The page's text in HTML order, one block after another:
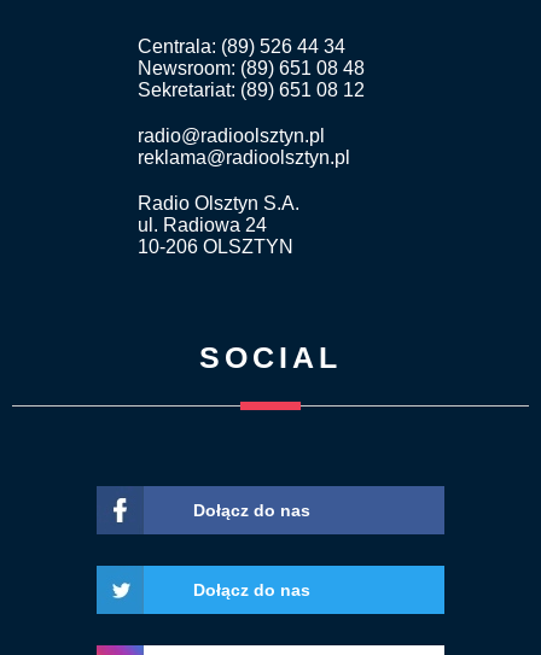
Centrala: (89) 526 44 34
Newsroom: (89) 651 08 48
Sekretariat: (89) 651 08 12
radio@radioolsztyn.pl
reklama@radioolsztyn.pl
Radio Olsztyn S.A.
ul. Radiowa 24
10-206 OLSZTYN
SOCIAL
Dołącz do nas
Dołącz do nas